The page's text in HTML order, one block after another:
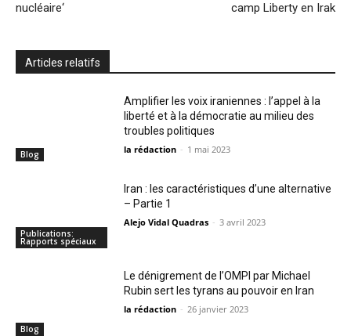
nucléaire‘
camp Liberty en Irak
Articles relatifs
Blog
Amplifier les voix iraniennes : l’appel à la
liberté et à la démocratie au milieu des
troubles politiques
la rédaction - 1 mai 2023
Publications:
Rapports spéciaux
Iran : les caractéristiques d’une alternative
– Partie 1
Alejo Vidal Quadras - 3 avril 2023
Blog
Le dénigrement de l’OMPI par Michael
Rubin sert les tyrans au pouvoir en Iran
la rédaction - 26 janvier 2023